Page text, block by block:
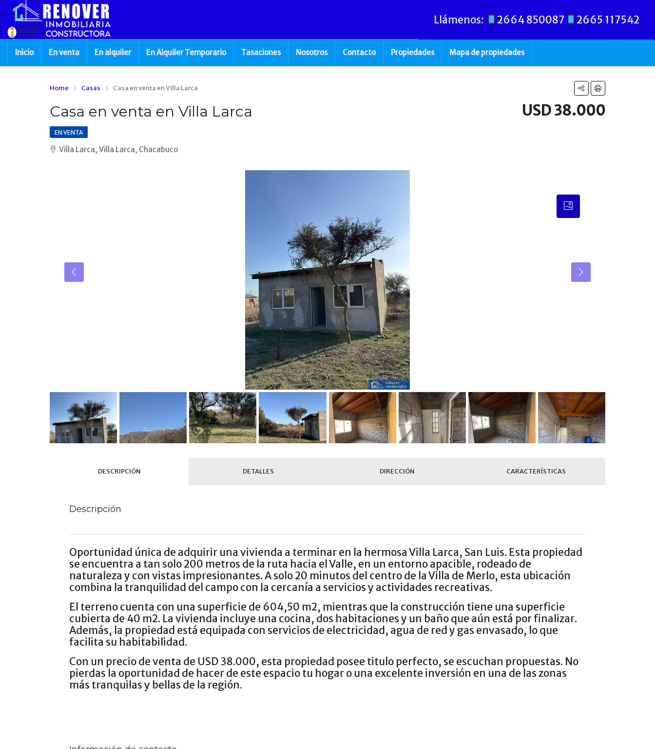
Llámenos: 2664 850087 2665 117542
Inicio En venta En alquiler En Alquiler Temporario Tasaciones Nosotros Contacto Propiedades Mapa de propiedades
Home Casas Casa en venta en Villa Larca
Casa en venta en Villa Larca USD 38.000
EN VENTA
Villa Larca, Villa Larca, Chacabuco
DESCRIPCIÓN DETALLES DIRECCIÓN CARACTERÍSTICAS
Descripción
Oportunidad única de adquirir una vivienda a terminar en la hermosa Villa Larca, San Luis. Esta propiedad
se encuentra a tan solo 200 metros de la ruta hacia el Valle, en un entorno apacible, rodeado de
naturaleza y con vistas impresionantes. A solo 20 minutos del centro de la Villa de Merlo, esta ubicación
combina la tranquilidad del campo con la cercanía a servicios y actividades recreativas.
El terreno cuenta con una superficie de 604,50 m2, mientras que la construcción tiene una superficie
cubierta de 40 m2. La vivienda incluye una cocina, dos habitaciones y un baño que aún está por finalizar.
Además, la propiedad está equipada con servicios de electricidad, agua de red y gas envasado, lo que
facilita su habitabilidad.
Con un precio de venta de USD 38.000, esta propiedad posee titulo perfecto, se escuchan propuestas. No
pierdas la oportunidad de hacer de este espacio tu hogar o una excelente inversión en una de las zonas
más tranquilas y bellas de la región.